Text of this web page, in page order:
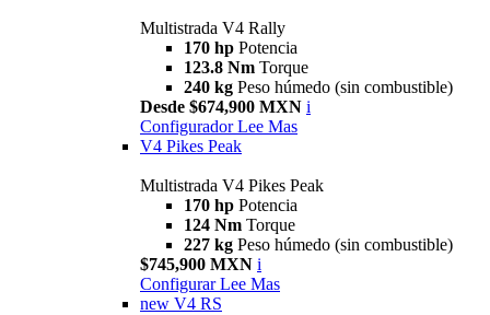
Multistrada V4 Rally
170 hp Potencia
123.8 Nm Torque
240 kg Peso húmedo (sin combustible)
Desde $674,900 MXN i
Configurador Lee Mas
V4 Pikes Peak
Multistrada V4 Pikes Peak
170 hp Potencia
124 Nm Torque
227 kg Peso húmedo (sin combustible)
$745,900 MXN i
Configurar Lee Mas
new V4 RS